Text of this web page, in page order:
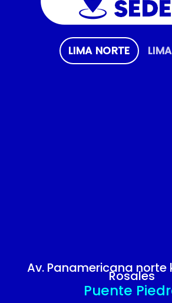
LIMA NORTE
Av. Panamericana norte
Rosales
Puente